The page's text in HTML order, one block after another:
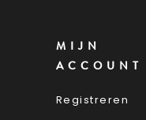
MIJN
ACCOUNT
Registreren